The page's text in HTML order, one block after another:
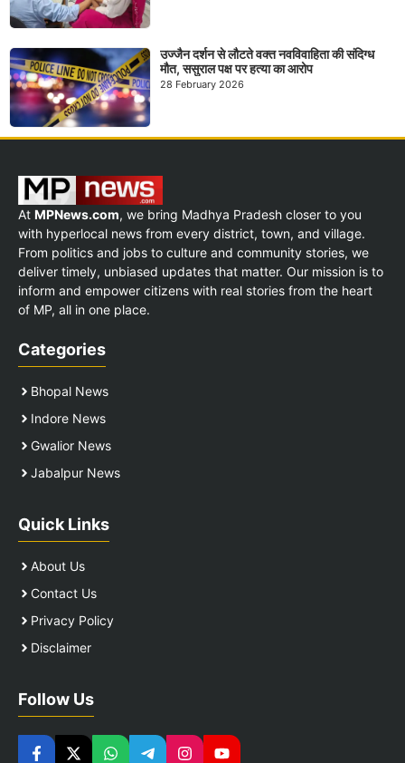
उज्जैन दर्शन से लौटते वक्त नवविवाहिता की संदिग्ध
मौत, ससुराल पक्ष पर हत्या का आरोप
28 February 2026
At MPNews.com, we bring Madhya Pradesh closer to you
with hyperlocal news from every district, town, and village.
From politics and jobs to culture and community stories, we
deliver timely, unbiased updates that matter. Our mission is to
inform and empower citizens with real stories from the heart
of MP, all in one place.
Categories
Bhopal News
Indore News
Gwalior News
Jabalpur News
Quick Links
About Us
Contact Us
Privacy Policy
Disclaimer
Follow Us